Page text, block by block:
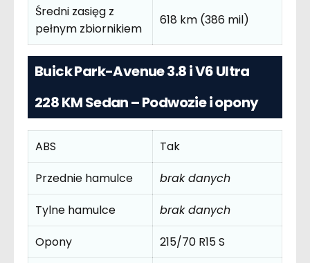
Średni zasięg z
pełnym zbiornikiem
618 km (386 mil)
Buick Park-Avenue 3.8 i V6 Ultra
228 KM Sedan – Podwozie i opony
ABS
Tak
Przednie hamulce
brak danych
Tylne hamulce
brak danych
Opony
215/70 R15 S